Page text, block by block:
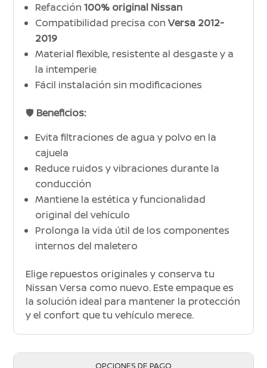
Refacción100% original Nissan
Compatibilidad precisa conVersa 2012-
2019
Material flexible, resistente al desgaste y a
la intemperie
Fácil instalación sin modificaciones
🛡️ Beneficios:
Evita filtraciones de agua y polvo en la
cajuela
Reduce ruidos y vibraciones durante la
conducción
Mantiene la estética y funcionalidad
original del vehículo
Prolonga la vida útil de los componentes
internos del maletero
Elige repuestos originales y conserva tu
Nissan Versa como nuevo. Este empaque es
la solución ideal para mantener la protección
y el confort que tu vehículo merece.
OPCIONES DE PAGO